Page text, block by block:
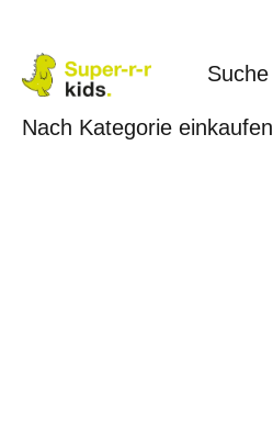
Nach Kategorie einkaufen